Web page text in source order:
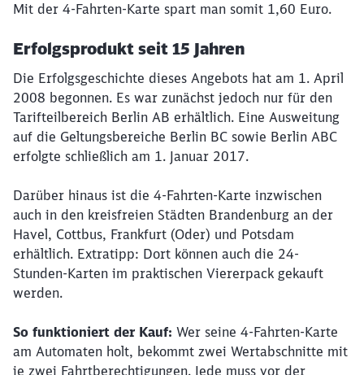
Mit der 4-Fahrten-Karte spart man somit 1,60 Euro.
Erfolgsprodukt seit 15 Jahren
Die Erfolgsgeschichte dieses Angebots hat am 1. April
2008 begonnen. Es war zunächst jedoch nur für den
Tarifteilbereich Berlin AB erhältlich. Eine Ausweitung
auf die Geltungsbereiche Berlin BC sowie Berlin ABC
erfolgte schließlich am 1. Januar 2017.
Darüber hinaus ist die 4-Fahrten-Karte inzwischen
auch in den kreisfreien Städten Brandenburg an der
Havel, Cottbus, Frankfurt (Oder) und Potsdam
erhältlich. Extratipp: Dort können auch die 24-
Stunden-Karten im praktischen Viererpack gekauft
werden.
So funktioniert der Kauf: Wer seine 4-Fahrten-Karte
am Automaten holt, bekommt zwei Wertabschnitte mit
je zwei Fahrtberechtigungen. Jede muss vor der
Schließen
Möchten Sie zu weitergeleitet
werden?